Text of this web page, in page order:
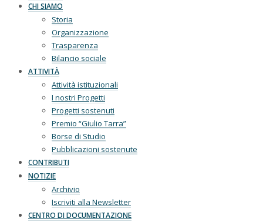
CHI SIAMO
Storia
Organizzazione
Trasparenza
Bilancio sociale
ATTIVITÀ
Attività istituzionali
I nostri Progetti
Progetti sostenuti
Premio “Giulio Tarra”
Borse di Studio
Pubblicazioni sostenute
CONTRIBUTI
NOTIZIE
Archivio
Iscriviti alla Newsletter
CENTRO DI DOCUMENTAZIONE